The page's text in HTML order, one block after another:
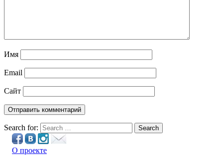
Имя
Email
Сайт
Search for: Search
О проекте